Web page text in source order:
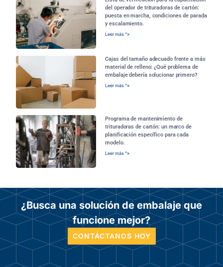
del operador de trituradoras de cartón:
puesta en marcha, condiciones de parada
y escalamiento.
Leer más "»
Cajas del tamaño adecuado frente a más
material de relleno: ¿Qué problema de
embalaje debería solucionar primero?
Leer más "»
Programa de mantenimiento de
trituradoras de cartón: un marco de
planificación específico para cada
modelo.
Leer más "»
¿Busca una solución de embalaje que
funcione mejor?
CONTÁCTANOS HOY